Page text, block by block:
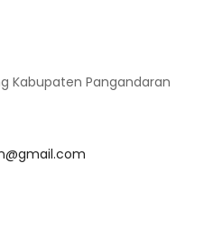
Kabupaten Pangandaran